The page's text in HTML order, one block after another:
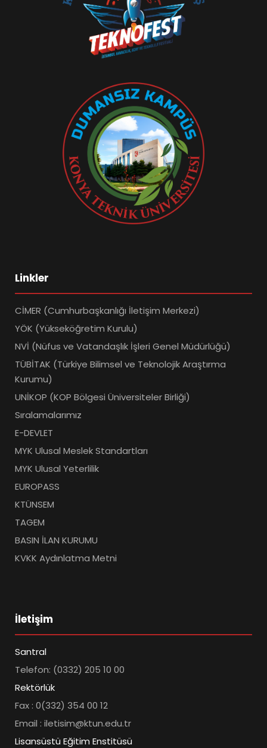
Linkler
CİMER (Cumhurbaşkanlığı İletişim Merkezi)
YÖK (Yükseköğretim Kurulu)
NVİ (Nüfus ve Vatandaşlık İşleri Genel Müdürlüğü)
TÜBİTAK (Türkiye Bilimsel ve Teknolojik Araştırma
Kurumu)
UNİKOP (KOP Bölgesi Üniversiteler Birliği)
Sıralamalarımız
E-DEVLET
MYK Ulusal Meslek Standartları
MYK Ulusal Yeterlilik
EUROPASS
KTÜNSEM
TAGEM
BASIN İLAN KURUMU
KVKK Aydınlatma Metni
İletişim
Santral
Telefon: (0332) 205 10 00
Rektörlük
Fax : 0(332) 354 00 12
Email : iletisim@ktun.edu.tr
Lisansüstü Eğitim Enstitüsü